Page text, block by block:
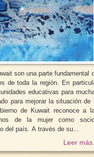
son una parte fundamental
de toda la región. En
educativas para
para mejorar la situación de
de Kuwait reconoce a
de la mujer como
del país. A través de su...
Leer